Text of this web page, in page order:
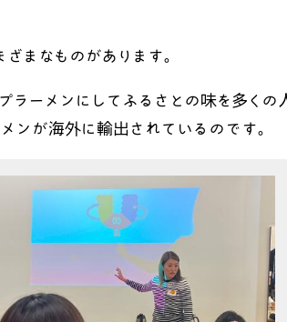
まなものがあります。
ーメンにしてふるさとの味を多くの
ンが海外に輸出されているのです。